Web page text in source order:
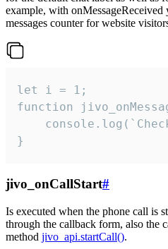
example, with onMessageReceived
messages counter for website
let i = 1;
function
}
jivo_onCallStart#
Is executed when the phone call is
through the callback form, also the
method jivo_api.startCall().